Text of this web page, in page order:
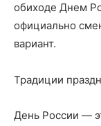
обиходе Днем
официально
вариант.
Традиции
День России —